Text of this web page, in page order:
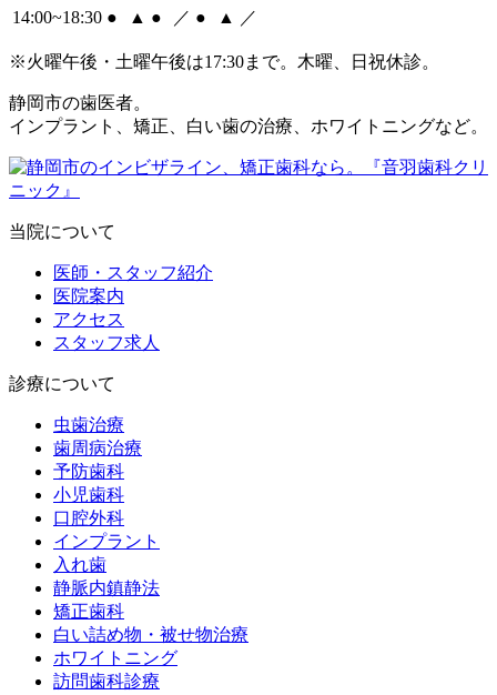
14:00~18:30 ● ▲ ● ／ ● ▲ ／
※火曜午後・土曜午後は17:30まで。木曜、日祝休診。
静岡市の歯医者。
インプラント、矯正、白い歯の治療、ホワイトニングなど。
当院について
医師・スタッフ紹介
医院案内
アクセス
スタッフ求人
診療について
虫歯治療
歯周病治療
予防歯科
小児歯科
口腔外科
インプラント
入れ歯
静脈内鎮静法
矯正歯科
白い詰め物・被せ物治療
ホワイトニング
訪問歯科診療